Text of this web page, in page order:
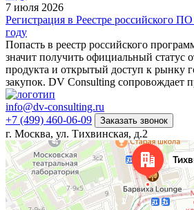
7 июля 2026
Регистрация в Реестре российского
году
Попасть в реестр российского
значит получить официальный статус
продукта и открытый доступ к рынку
закупок. DV Consulting сопровождает
info@dv-consulting.ru
+7 (499) 460-06-09
Заказать звонок
г. Москва, ул. Тихвинская, д.2